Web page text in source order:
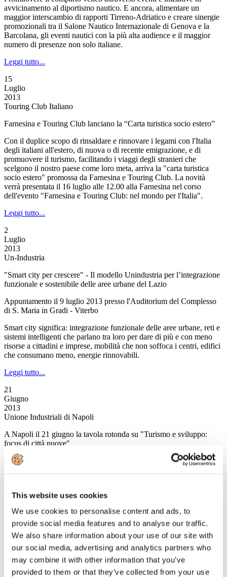
This website uses cookies
We use cookies to personalise content and ads, to
provide social media features and to analyse our traffic.
We also share information about your use of our site with
our social media, advertising and analytics partners who
may combine it with other information that you’ve
provided to them or that they’ve collected from your use
avvicinamento al diportismo nautico. E ancora, alimentare un
maggior interscambio di rapporti Tirreno-Adriatico e creare sinergie
promozionali tra il Salone Nautico Internazionale di Genova e la
Barcolana, gli eventi nautici con la più alta audience e il maggior
numero di presenze non solo italiane.
Leggi tutto...
15
Luglio
2013
Touring Club Italiano
Farnesina e Touring Club lanciano la “Carta turistica socio estero”
Con il duplice scopo di rinsaldare e rinnovare i legami con l'Italia
degli italiani all'estero, di nuova o di recente emigrazione, e di
promuovere il turismo, facilitando i viaggi degli stranieri che
scelgono il nostro paese come loro meta, arriva la "carta turistica
socio estero" promossa da Farnesina e Touring Club. La novità
verrà presentata il 16 luglio alle 12.00 alla Farnesina nel corso
dell'evento "Farnesina e Touring Club: nel mondo per l'Italia".
Leggi tutto...
2
Luglio
2013
Un-Industria
"Smart city per crescere" - Il modello Unindustria per l’integrazione
funzionale e sostenibile delle aree urbane del Lazio
Appuntamento il 9 luglio 2013 presso l'Auditorium del Complesso
di S. Maria in Gradi - Viterbo
Smart city significa: integrazione funzionale delle aree urbane, reti e
sistemi intelligenti che parlano tra loro per dare di più e con meno
risorse a cittadini e imprese, mobilità che non soffoca i centri, edifici
che consumano meno, energie rinnovabili.
Leggi tutto...
21
Giugno
2013
Unione Industriali di Napoli
A Napoli il 21 giugno la tavola rotonda su "Turismo e sviluppo:
focus di città nuove"
Puntare sulle industrie della cultura e del turismo per rilanciare
responsabile campano di Città Nuove e già vice presidente del
Consiglio regionale della Campania, che si terrà venerdì 21 giugno
alle ore 16 al Salone degli specchi della sede dell’Università
telematica Pegaso in piazza Trieste e Trento a Napoli.
Giugno